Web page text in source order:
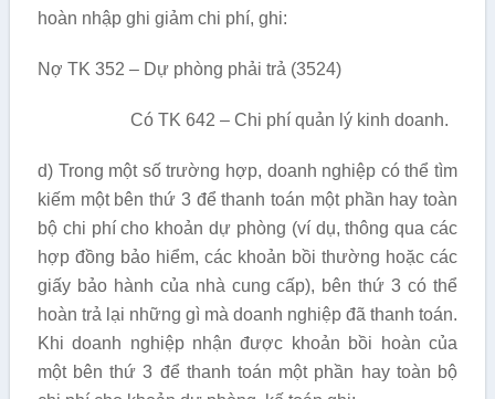
hoàn nhập ghi giảm chi phí, ghi:
Nợ TK 352 – Dự phòng phải trả (3524)
Có TK 642 – Chi phí quản lý kinh doanh.
d) Trong một số trường hợp, doanh nghiệp có thể tìm
kiếm một bên thứ 3 để thanh toán một phần hay toàn
bộ chi phí cho khoản dự phòng (ví dụ, thông qua các
hợp đồng bảo hiểm, các khoản bồi thường hoặc các
giấy bảo hành của nhà cung cấp), bên thứ 3 có thể
hoàn trả lại những gì mà doanh nghiệp đã thanh toán.
Khi doanh nghiệp nhận được khoản bồi hoàn của
một bên thứ 3 để thanh toán một phần hay toàn bộ